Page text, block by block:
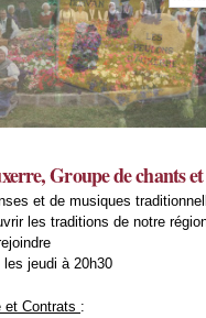
Groupe de chants
et de musiques
les traditions de notre
jeudi à 20h30
et Contrats :